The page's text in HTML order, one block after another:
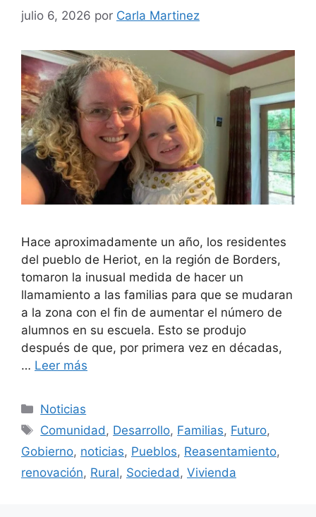
julio 6, 2026 por Carla Martinez
Hace aproximadamente un año, los residentes
del pueblo de Heriot, en la región de Borders,
tomaron la inusual medida de hacer un
llamamiento a las familias para que se mudaran
a la zona con el fin de aumentar el número de
alumnos en su escuela. Esto se produjo
después de que, por primera vez en décadas,
… Leer más
Categorías
Noticias
Etiquetas
Comunidad , Desarrollo, Familias, Futuro,
Gobierno, noticias, Pueblos, Reasentamiento,
renovación, Rural, Sociedad , Vivienda